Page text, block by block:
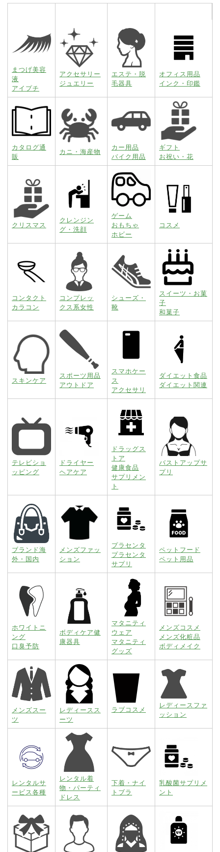
まつげ美容
液
アイプチ
アクセサリー
ジュエリー
エステ・脱
毛器具
オフィス用品
インク・印鑑
カタログ通
販
カニ・海産物
カー用品
バイク用品
ギフト
お祝い・花
クリスマス
クレンジン
グ・洗顔
ゲーム
おもちゃ
ホビー
コスメ
コンタクト
カラコン
コンプレッ
クス系女性
シューズ・
靴
スイーツ・お菓
子
和菓子
スキンケア
スポーツ用品
アウトドア
スマホケー
ス
アクセサリ
ダイエット食品
ダイエット関連
テレビショ
ッピング
ドライヤー
ヘアケア
ドラッグス
トア
健康食品
サプリメン
ト
バストアップサ
プリ
ブランド海
外・国内
メンズファッ
ション
プラセンタ
プラセンタ
サプリ
ペットフード
ペット用品
ホワイトニ
ング
口臭予防
ボディケア健
康器具
マタニティ
ウェア
マタニティ
グッズ
メンズコスメ
メンズ化粧品
ボディメイク
メンズスー
ツ
レディースス
ーツ
ラブコスメ
レディースファ
ッション
レンタルサ
ービス各種
レンタル着
物・パーティ
ドレス
下着・ナイ
トブラ
乳酸菌サプリメ
ント